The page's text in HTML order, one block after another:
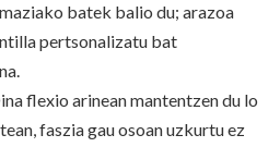
batek balio du; arazoa
pertsonalizatu bat
flexio arinean mantentzen du lo
faszia gau osoan uzkurtu ez